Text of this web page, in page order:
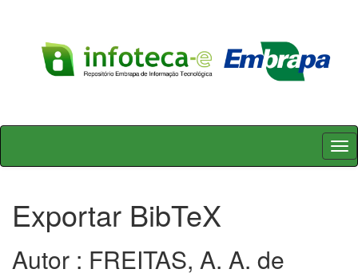
Skip
Exportar BibTeX
Autor : FREITAS, A. A. de